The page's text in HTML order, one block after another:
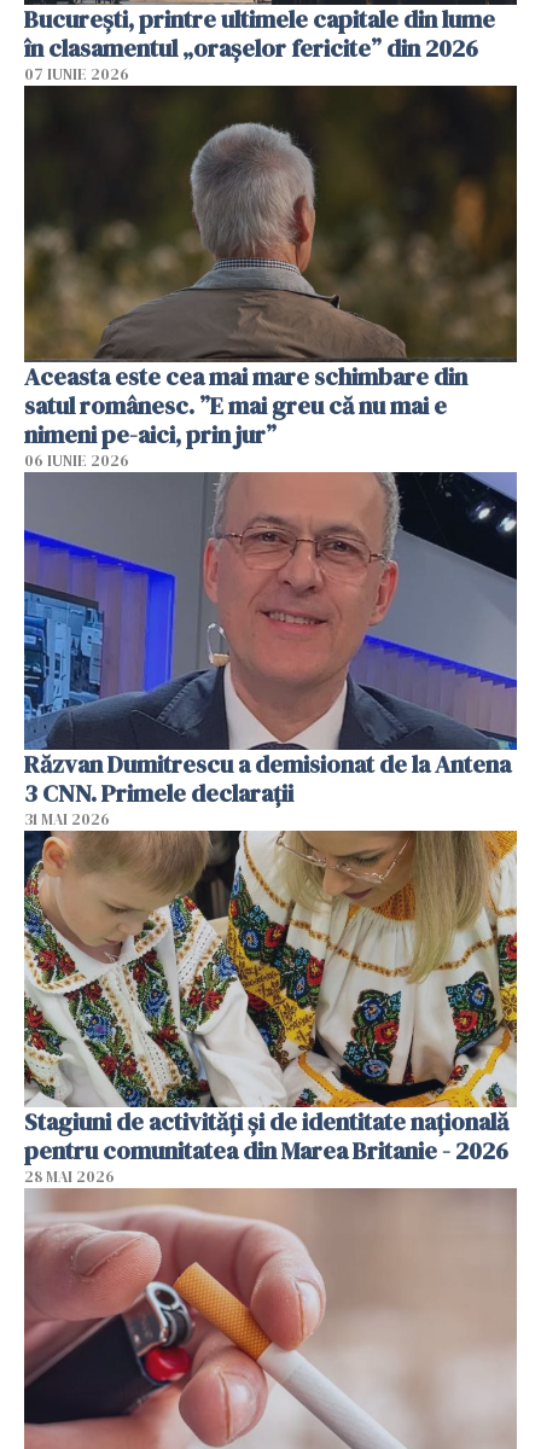
București, printre ultimele capitale din lume
în clasamentul „orașelor fericite” din 2026
07 IUNIE 2026
Aceasta este cea mai mare schimbare din
satul românesc. ”E mai greu că nu mai e
nimeni pe-aici, prin jur”
06 IUNIE 2026
Răzvan Dumitrescu a demisionat de la Antena
3 CNN. Primele declarații
31 MAI 2026
Stagiuni de activități și de identitate națională
pentru comunitatea din Marea Britanie - 2026
28 MAI 2026